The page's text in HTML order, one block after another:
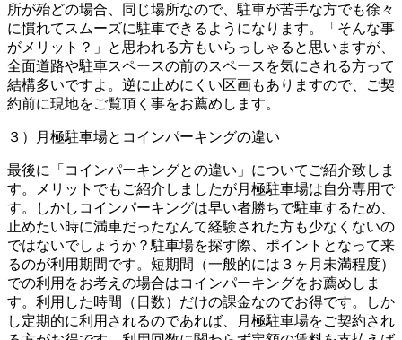
所が殆どの場合、同じ場所なので、駐車が苦手な方でも徐々
に慣れてスムーズに駐車できるようになります。「そんな事
がメリット？」と思われる方もいらっしゃると思いますが、
全面道路や駐車スペースの前のスペースを気にされる方って
結構多いですよ。逆に止めにくい区画もありますので、ご契
約前に現地をご覧頂く事をお薦めします。
３）月極駐車場とコインパーキングの違い
最後に「コインパーキングとの違い」についてご紹介致しま
す。メリットでもご紹介しましたが月極駐車場は自分専用で
す。しかしコインパーキングは早い者勝ちで駐車するため、
止めたい時に満車だったなんて経験された方も少なくないの
ではないでしょうか？駐車場を探す際、ポイントとなって来
るのが利用期間です。短期間（一般的には３ヶ月未満程度）
での利用をお考えの場合はコインパーキングをお薦めしま
す。利用した時間（日数）だけの課金なのでお得です。しか
し定期的に利用されるのであれば、月極駐車場をご契約され